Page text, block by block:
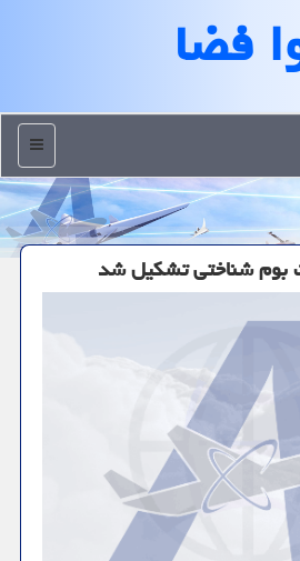
فضا
منو
بوم شناختی تشکیل شد